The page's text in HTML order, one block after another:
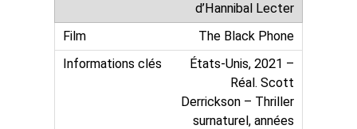
d’Hannibal Lecter
The Black Phone
États-Unis, 2021 –
Réal. Scott
Derrickson – Thriller
surnaturel, années